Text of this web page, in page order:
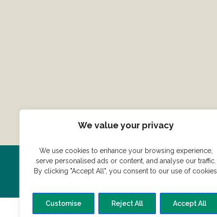
We value your privacy
We use cookies to enhance your browsing experience,
serve personalised ads or content, and analyse our traffic.
By clicking "Accept All", you consent to our use of
Customise Reject All Accept All
Har du en konge ret du vil